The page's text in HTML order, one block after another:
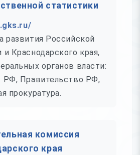
статистики
развития Российской
Краснодарского края,
органов власти:
РФ, Правительство РФ,
прокуратура.
комиссия
края